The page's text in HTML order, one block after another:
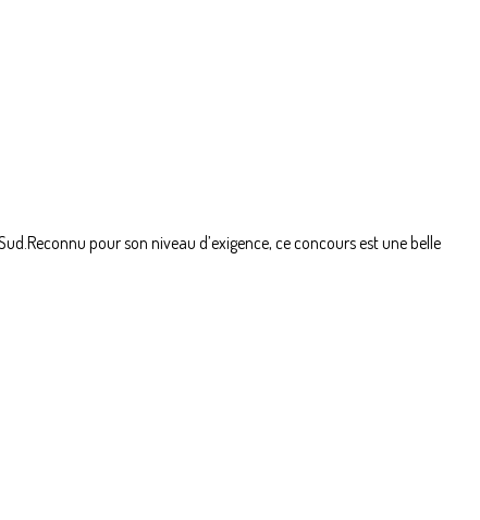
pour son niveau d’exigence, ce concours est une belle